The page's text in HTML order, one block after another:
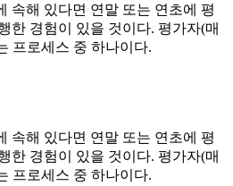
속해 있다면 연말 또는 연초에 평
한 경험이 있을 것이다. 평가자(매
프로세스 중 하나이다.
속해 있다면 연말 또는 연초에 평
한 경험이 있을 것이다. 평가자(매
프로세스 중 하나이다.